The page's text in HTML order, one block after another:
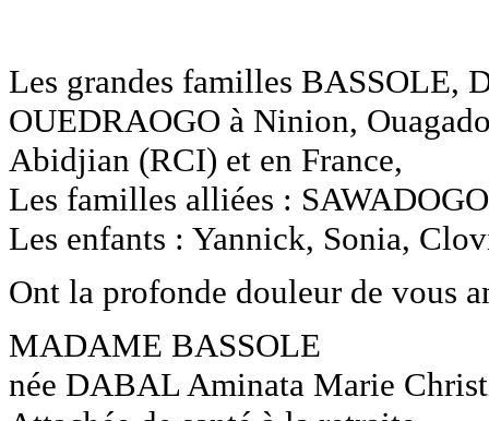
Les grandes familles
OUEDRAOGO à Ninion,
Abidjian (RCI) et en France,
Les familles alliées :
Les enfants : Yannick, Sonia,
Ont la profonde douleur de vous
MADAME BASSOLE
née DABAL Aminata Marie